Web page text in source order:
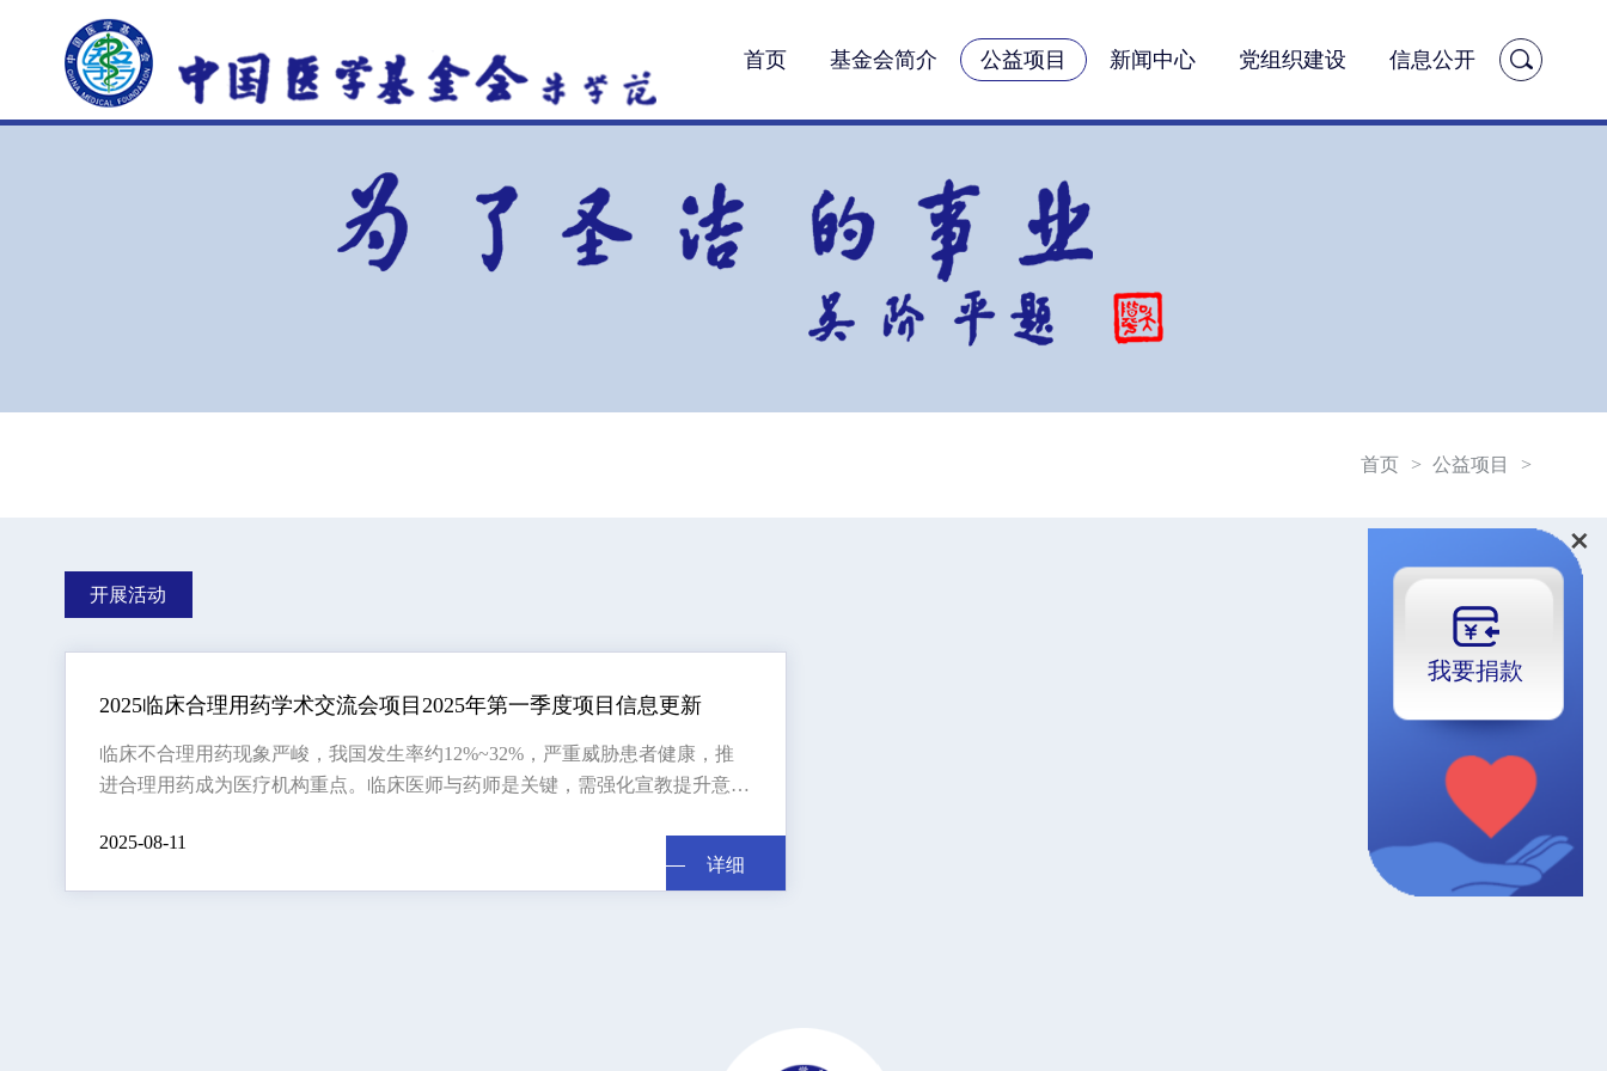
首页 基金会简介 公益项目 新闻中心 党组织建设 信息公开
首页 > 公益项目 >
开展活动
2025临床合理用药学术交流会项目2025年第一季度项目信息更新
临床不合理用药现象严峻，我国发生率约12%~32%，严重威胁患者健康，推
进合理用药成为医疗机构重点。临床医师与药师是关键，需强化宣教提升意
治与合理用药，增进医师药师学术交流，探讨安全用药并分享诊疗新进展，该
公益项目正在筹备中计划于4月份开展。中国医学基金会同时监管项目的执行
2025-08-11
详细
我要捐款